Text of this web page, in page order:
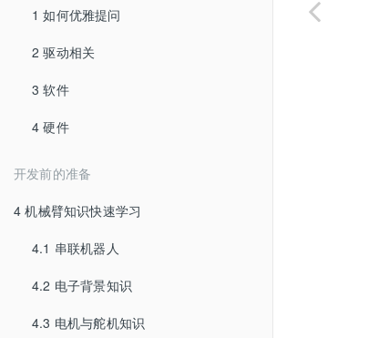
1 如何优雅提问
2 驱动相关
3 软件
4 硬件
开发前的准备
4 机械臂知识快速学习
4.1 串联机器人
4.2 电子背景知识
4.3 电机与舵机知识